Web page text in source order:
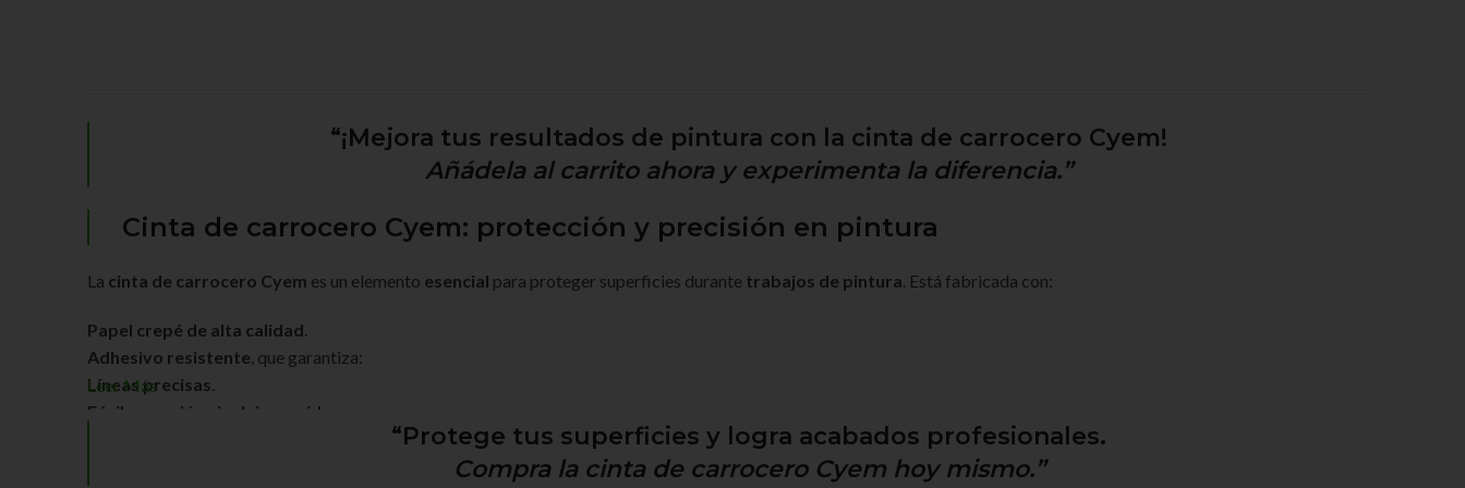
“¡Mejora tus resultados de pintura con la cinta de carrocero Cyem!
Añádela al carrito ahora y experimenta la diferencia.”
Cinta de carrocero Cyem: protección y precisión en pintura
La cinta de carrocero Cyem es un elemento esencial para proteger superficies durante trabajos de pintura . Está fabricada con:
Papel crepé de alta calidad
Adhesivo resistente , que garantiza:
Líneas precisas
Fácil remoción sin dejar residuos
como parauso doméstico, ya que:
Leer Más
“Protege tus superficies y logra acabados profesionales.
Compra la cinta de carrocero Cyem hoy mismo.”